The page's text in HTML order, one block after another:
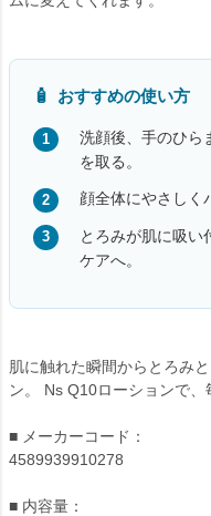
おすすめの使い方
洗顔後、手のひら
を取る。
顔全体にやさしく
とろみが肌に吸い
ケアへ。
肌に触れた瞬間からとろみ
ン。 Ns Q10ローションで、
■ メーカーコード：
4589939910278
■ 内容量：